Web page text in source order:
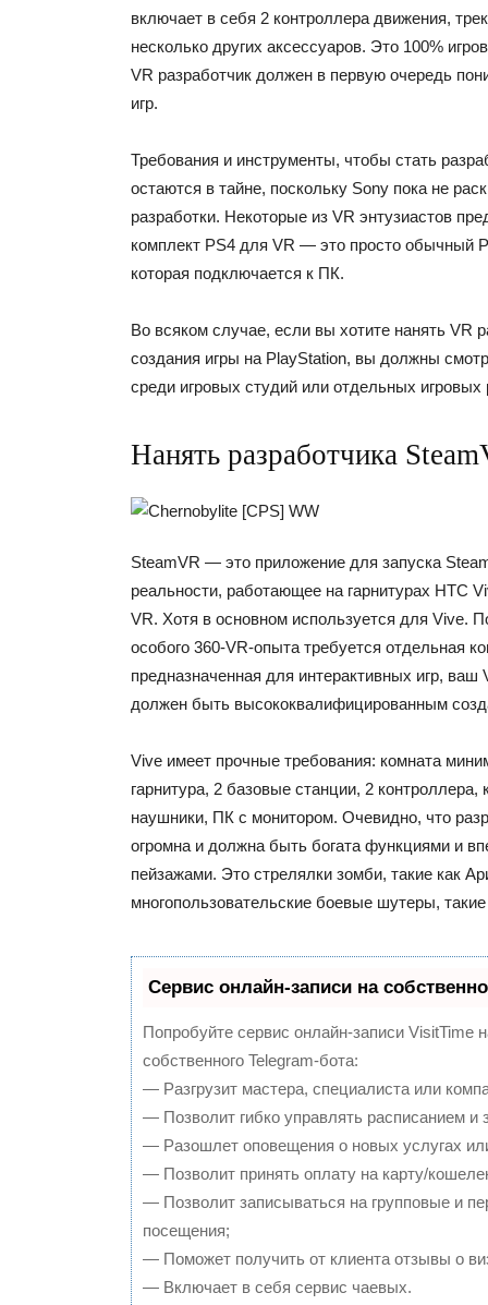
включает в себя 2 контроллера движения,
несколько других аксессуаров. Это 100%
VR разработчик должен в первую очередь
игр.
Требования и инструменты, чтобы стать
остаются в тайне, поскольку Sony пока не
разработки. Некоторые из VR энтузиастов
комплект PS4 для VR — это просто обычный
которая подключается к ПК.
Во всяком случае, если вы хотите нанять VR
создания игры на PlayStation, вы должны
среди игровых студий или отдельных игровых
Нанять разработчика
SteamVR — это приложение для запуска
реальности, работающее на гарнитурах HTC
VR. Хотя в основном используется для Vive.
особого 360-VR-опыта требуется отдельная
предназначенная для интерактивных игр, ваш
должен быть высококвалифицированным
Vive имеет прочные требования: комната
гарнитура, 2 базовые станции, 2
наушники, ПК с монитором. Очевидно, что
огромна и должна быть богата функциями и
пейзажами. Это стрелялки зомби, такие как
многопользовательские боевые шутеры,
Сервис онлайн-записи на
Попробуйте сервис онлайн-записи VisitTime
собственного Telegram-бота:
— Разгрузит мастера, специалиста или
— Позволит гибко управлять расписанием и
— Разошлет оповещения о новых услугах
— Позволит принять оплату на карту/
— Позволит записываться на групповые и
посещения;
— Поможет получить от клиента отзывы о
— Включает в себя сервис чаевых.